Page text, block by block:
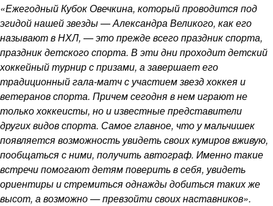
«Ежегодный Кубок Овечкина, который проводится под
эгидой нашей звезды — Александра Великого, как его
называют в НХЛ, — это прежде всего праздник спорта,
праздник детского спорта. В эти дни проходит детский
хоккейный турнир с призами, а завершает его
традиционный гала-матч с участием звезд хоккея и
ветеранов спорта. Причем сегодня в нем играют не
только хоккеисты, но и известные представители
других видов спорта. Самое главное, что у мальчишек
появляется возможность увидеть своих кумиров вживую,
пообщаться с ними, получить автограф. Именно такие
встречи помогают детям поверить в себя, увидеть
ориентиры и стремиться однажды добиться таких же
высот, а возможно — превзойти своих наставников».